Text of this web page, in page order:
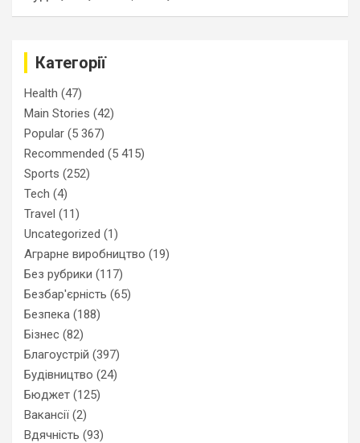
Категорії
Health (47)
Main Stories (42)
Popular (5 367)
Recommended (5 415)
Sports (252)
Tech (4)
Travel (11)
Uncategorized (1)
Аграрне виробництво (19)
Без рубрики (117)
Безбар'єрність (65)
Безпека (188)
Бізнес (82)
Благоустрій (397)
Будівництво (24)
Бюджет (125)
Вакансії (2)
Вдячність (93)